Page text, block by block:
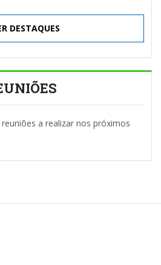
DESTAQUES
a realizar nos próximos